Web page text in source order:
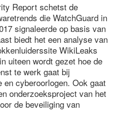
Report schetst de
die WatchGuard in
signaleerde op basis van
biedt het een analyse van
WikiLeaks
uiteen wordt gezet hoe de
te werk gaat bij
cyberoorlogen. Ook gaat
onderzoeksproject van het
de beveiliging van